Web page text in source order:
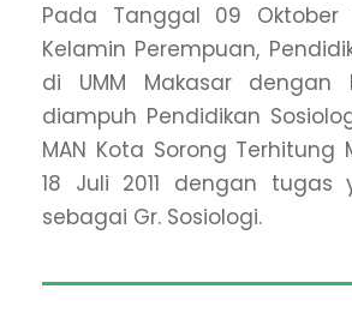
Pada Tanggal 09 Oktober
Kelamin Perempuan,
di UMM Makasar dengan
diampuh Pendidikan
MAN Kota Sorong Terhitung
18 Juli 2011 dengan tugas
sebagai Gr. Sosiologi.